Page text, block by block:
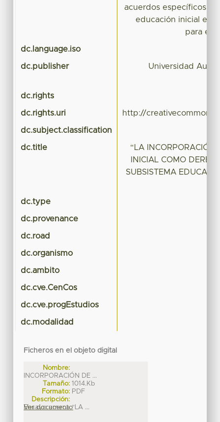
acuerdos específicos
educación inicial en
para
dc.language.iso
dc.publisher Universidad
dc.rights
dc.rights.uri http://
dc.subject.classification
dc.title
“LA INCORPORACIÓN
INICIAL COMO
SUBSISTEMA
dc.type
dc.provenance
dc.road
dc.organismo
dc.ambito
dc.cve.CenCos
dc.cve.progEstudios
dc.modalidad
Ficheros en el objeto digital
Nombre:
INCORPORACIÓN DE ...
Tamaño: 1014.Kb
Formato: PDF
Descripción:
Ensayo acerca “LA ...
Ver documento